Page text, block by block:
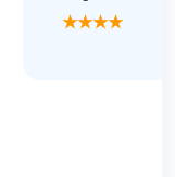
★★★★